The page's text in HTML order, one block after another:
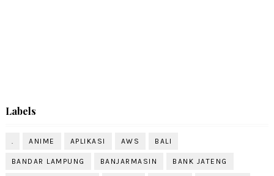
Labels
ANIME APLIKASI AWS BALI
BANDAR LAMPUNG BANJARMASIN BANK JATENG